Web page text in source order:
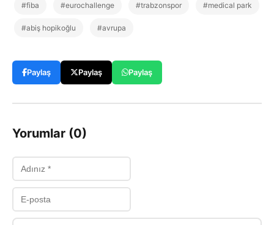
#fiba #eurochallenge #trabzonspor #medical park
#abiş hopikoğlu #avrupa
Paylaş Paylaş Paylaş
Yorumlar (0)